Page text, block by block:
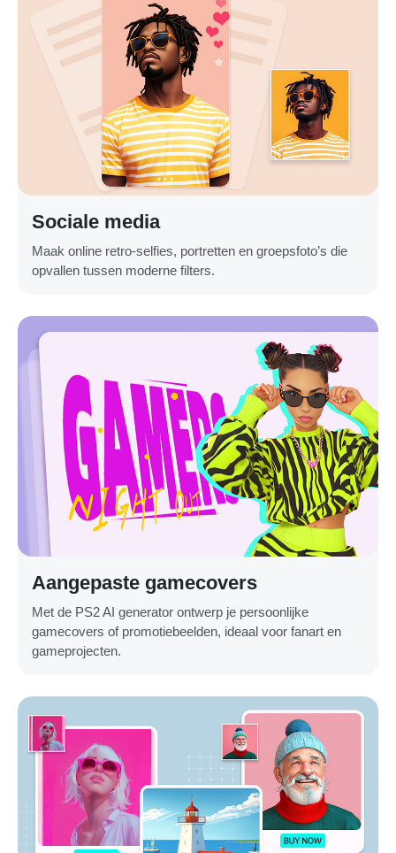
Sociale media
Maak online retro-selfies, portretten en groepsfoto’s die
opvallen tussen moderne filters.
Aangepaste gamecovers
Met de PS2 AI generator ontwerp je persoonlijke
gamecovers of promotiebeelden, ideaal voor fanart en
gameprojecten.